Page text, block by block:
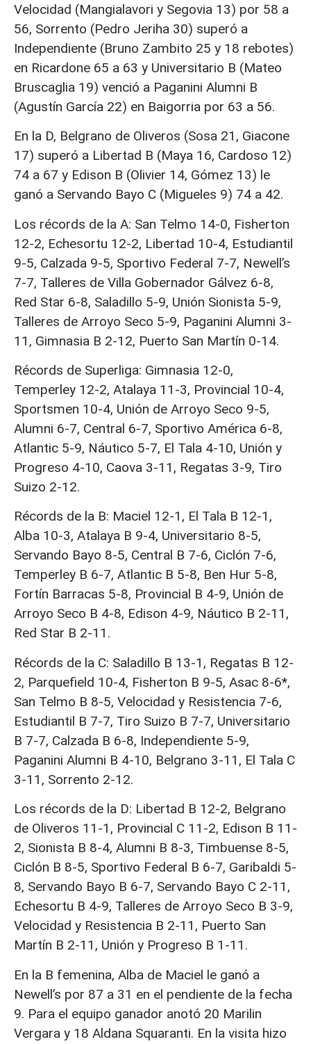
Velocidad (Mangialavori y Segovia 13) por 58 a
56, Sorrento (Pedro Jeriha 30) superó a
Independiente (Bruno Zambito 25 y 18 rebotes)
en Ricardone 65 a 63 y Universitario B (Mateo
Bruscaglia 19) venció a Paganini Alumni B
(Agustín García 22) en Baigorria por 63 a 56.
En la D, Belgrano de Oliveros (Sosa 21, Giacone
17) superó a Libertad B (Maya 16, Cardoso 12)
74 a 67 y Edison B (Olivier 14, Gómez 13) le
ganó a Servando Bayo C (Migueles 9) 74 a 42.
Los récords de la A: San Telmo 14-0, Fisherton
12-2, Echesortu 12-2, Libertad 10-4, Estudiantil
9-5, Calzada 9-5, Sportivo Federal 7-7, Newell’s
7-7, Talleres de Villa Gobernador Gálvez 6-8,
Red Star 6-8, Saladillo 5-9, Unión Sionista 5-9,
Talleres de Arroyo Seco 5-9, Paganini Alumni 3-
11, Gimnasia B 2-12, Puerto San Martín 0-14.
Récords de Superliga: Gimnasia 12-0,
Temperley 12-2, Atalaya 11-3, Provincial 10-4,
Sportsmen 10-4, Unión de Arroyo Seco 9-5,
Alumni 6-7, Central 6-7, Sportivo América 6-8,
Atlantic 5-9, Náutico 5-7, El Tala 4-10, Unión y
Progreso 4-10, Caova 3-11, Regatas 3-9, Tiro
Suizo 2-12.
Récords de la B: Maciel 12-1, El Tala B 12-1,
Alba 10-3, Atalaya B 9-4, Universitario 8-5,
Servando Bayo 8-5, Central B 7-6, Ciclón 7-6,
Temperley B 6-7, Atlantic B 5-8, Ben Hur 5-8,
Fortín Barracas 5-8, Provincial B 4-9, Unión de
Arroyo Seco B 4-8, Edison 4-9, Náutico B 2-11,
Red Star B 2-11.
Récords de la C: Saladillo B 13-1, Regatas B 12-
2, Parquefield 10-4, Fisherton B 9-5, Asac 8-6*,
San Telmo B 8-5, Velocidad y Resistencia 7-6,
Estudiantil B 7-7, Tiro Suizo B 7-7, Universitario
B 7-7, Calzada B 6-8, Independiente 5-9,
Paganini Alumni B 4-10, Belgrano 3-11, El Tala C
3-11, Sorrento 2-12.
Los récords de la D: Libertad B 12-2, Belgrano
de Oliveros 11-1, Provincial C 11-2, Edison B 11-
2, Sionista B 8-4, Alumni B 8-3, Timbuense 8-5,
Ciclón B 8-5, Sportivo Federal B 6-7, Garibaldi 5-
8, Servando Bayo B 6-7, Servando Bayo C 2-11,
Echesortu B 4-9, Talleres de Arroyo Seco B 3-9,
Velocidad y Resistencia B 2-11, Puerto San
Martín B 2-11, Unión y Progreso B 1-11.
En la B femenina, Alba de Maciel le ganó a
Newell’s por 87 a 31 en el pendiente de la fecha
9. Para el equipo ganador anotó 20 Marilin
Vergara y 18 Aldana Squaranti. En la visita hizo